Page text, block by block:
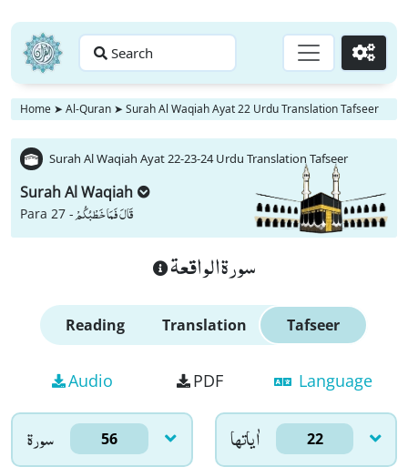
Search Go
Home ➤ Al-Quran ➤ Surah Al Waqiah Ayat 22 Urdu Translation Tafseer
Surah Al Waqiah Ayat 22-23-24 Urdu Translation Tafseer
Surah Al Waqiah
Para 27 -قَالَ فَمَا خَطْبُكُمْ
سورة الواقعة
Reading Translation Tafseer
Audio PDF Language
سورۃ 56 اٰياتها 22